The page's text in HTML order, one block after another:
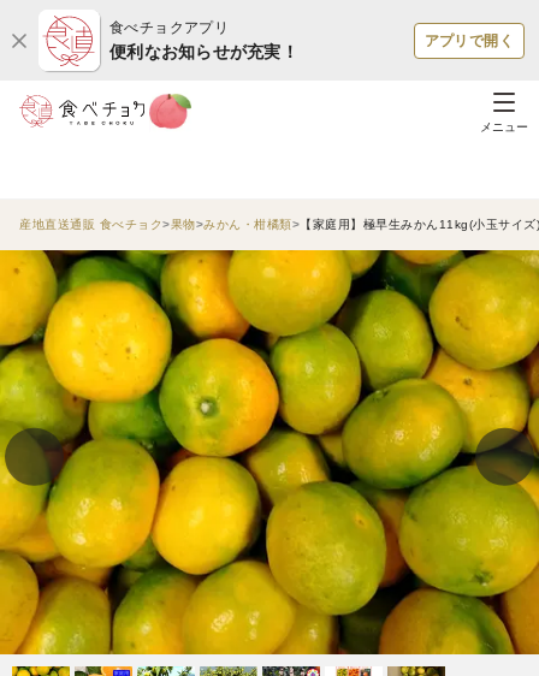
食べチョクアプリ
便利なお知らせが充実！
アプリで開く
メニュー
産地直送通販 食べチョク 果物 みかん・柑橘類 【家庭用】極早生みかん11kg(小玉サイ